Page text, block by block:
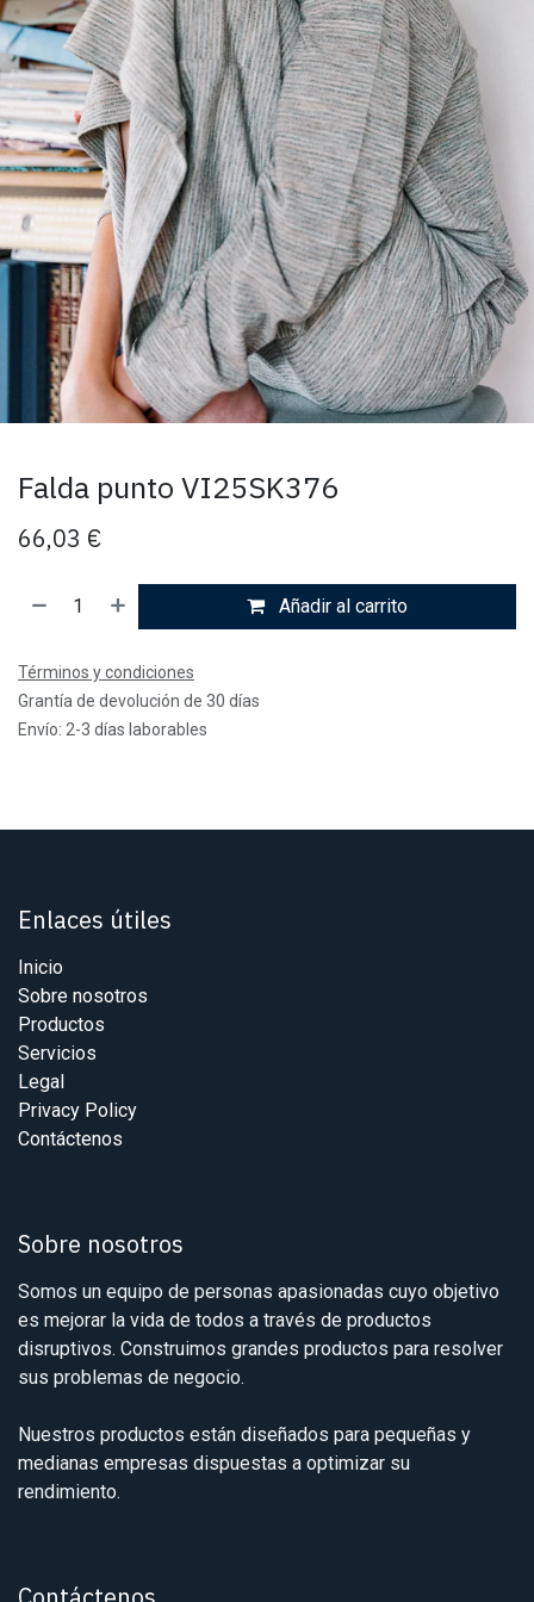
Falda punto VI25SK376
66,03 €
Añadir al carrito
Términos y condiciones
Grantía de devolución de 30 días
Envío: 2-3 días laborables
Enlaces útiles
Inicio
Sobre nosotros
Productos
Servicios
Legal
Privacy Policy
Contáctenos
Sobre nosotros
Somos un equipo de personas apasionadas cuyo objetivo
es mejorar la vida de todos a través de productos
disruptivos. Construimos grandes productos para resolver
sus problemas de negocio.
Nuestros productos están diseñados para pequeñas y
medianas empresas dispuestas a optimizar su
rendimiento.